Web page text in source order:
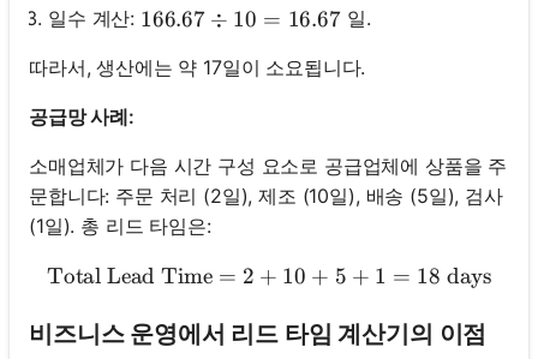
일수 계산: 166.67 \div 10 = 16.67
166.67 ÷ 10 = 16.67일.
따라서, 생산에는 약 17일이 소요됩니다.
공급망 사례:
소매업체가 다음 시간 구성 요소로 공급업체에 상품을 주
문합니다: 주문 처리 (2일), 제조 (10일), 배송 (5일), 검사
(1일). 총 리드 타임은:
\text{Total Lead Time}
Total Lead Time = 2 + 10 + 5 + 1 = 18 days
비즈니스 운영에서 리드 타임 계산기의 이점